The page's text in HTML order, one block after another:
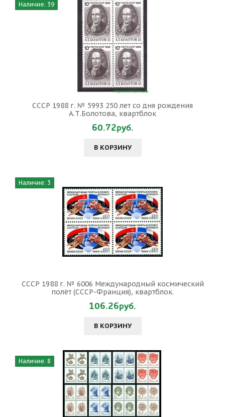
Наличие: 39
СССР 1988 г. № 5993 250 лет со дня рождения
А.Т.Болотова, квартблок
60.72руб.
В КОРЗИНУ
Наличие: 3
СССР 1988 г. № 6006 Международный космический
полёт (СССР-Франция), квартблок.
106.26руб.
В КОРЗИНУ
Наличие: 8